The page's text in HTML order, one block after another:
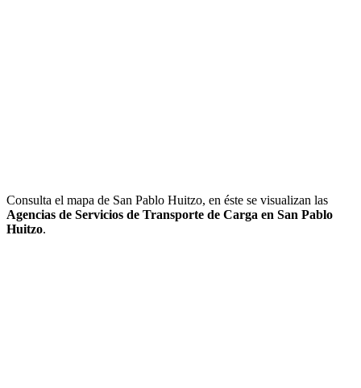
Consulta el mapa de San Pablo Huitzo, en éste se visualizan las
Agencias de Servicios de Transporte de Carga en San Pablo
Huitzo.